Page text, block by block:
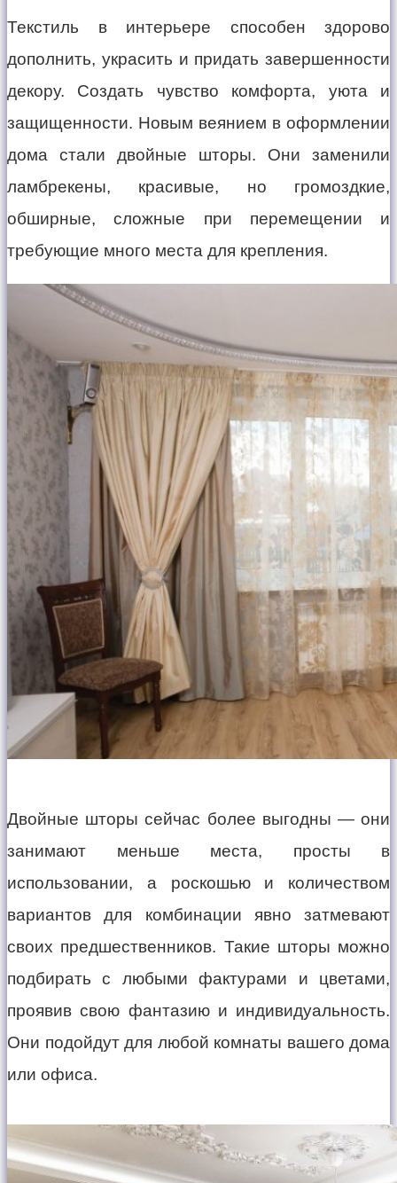
Текстиль в интерьере способен здорово
дополнить, украсить и придать завершенности
декору. Создать чувство комфорта, уюта и
защищенности. Новым веянием в оформлении
дома стали двойные шторы. Они заменили
ламбрекены, красивые, но громоздкие,
обширные, сложные при перемещении и
требующие много места для крепления.
Двойные шторы сейчас более выгодны — они
занимают меньше места, просты в
использовании, а роскошью и количеством
вариантов для комбинации явно затмевают
своих предшественников. Такие шторы можно
подбирать с любыми фактурами и цветами,
проявив свою фантазию и индивидуальность.
Они подойдут для любой комнаты вашего дома
или офиса.